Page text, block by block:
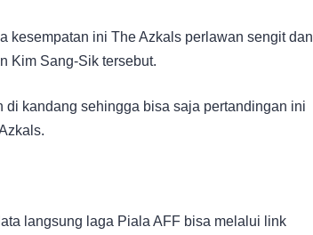
kesempatan ini The Azkals perlawan sengit dan
Kim Sang-Sik tersebut.
kandang sehingga bisa saja pertandingan ini
langsung laga Piala AFF bisa melalui link